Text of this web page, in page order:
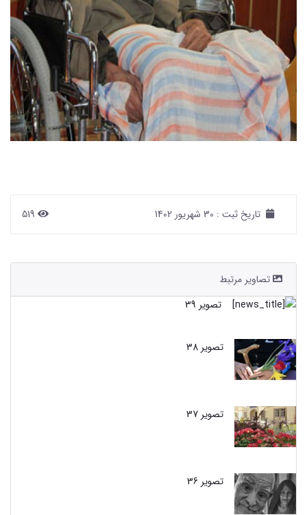
تاریخ ثبت : 30 شهریور 1402 519
تصاویر مرتبط
تصویر 39
تصویر 38
تصویر 37
تصویر 36